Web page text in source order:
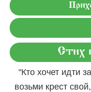
Стих
"Кто хочет идти
возьми крест